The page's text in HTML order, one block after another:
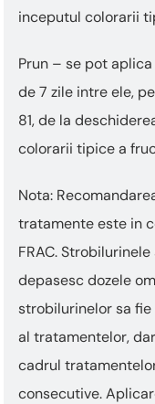
inceputul colorarii
Prun – se pot
de 7 zile intre ele,
81, de la
colorarii tipice a
Nota:
tratamente este in
FRAC.
depasesc dozele
strobilurinelor sa
al tratamentelor,
cadrul
consecutive.